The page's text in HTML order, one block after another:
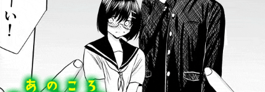
【画像】山ガールさん、山でラーメンを食べたらおじ
さんに怒られ...
みいちゃん、セコカンになる
日本のフォント企業を買収した海外資本、「なんで自
ら売上ゼロに...
【朗報】みい山作者さん、みいちゃんでチー牛なので
はという疑惑...
川底に沈んでいたマンモスやナチス軍艦など露出、熱
波でドナウ川...